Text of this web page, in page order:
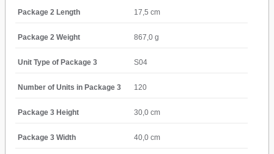
Package 2 Length 17,5 cm
Package 2 Weight 867,0 g
Unit Type of Package 3 S04
Number of Units in Package 3 120
Package 3 Height 30,0 cm
Package 3 Width 40,0 cm